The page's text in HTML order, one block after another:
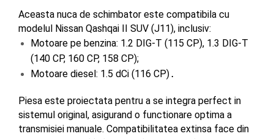
Aceasta nuca de schimbator este compatibila cu
modelul Nissan Qashqai II SUV (J11), inclusiv:
Motoare pe benzina: 1.2 DIG-T (115 CP), 1.3 DIG-T
(140 CP, 160 CP, 158 CP);
Motoare diesel: 1.5 dCi (116 CP).
Piesa este proiectata pentru a se integra perfect in
sistemul original, asigurand o functionare optima a
transmisiei manuale. Compatibilitatea extinsa face din